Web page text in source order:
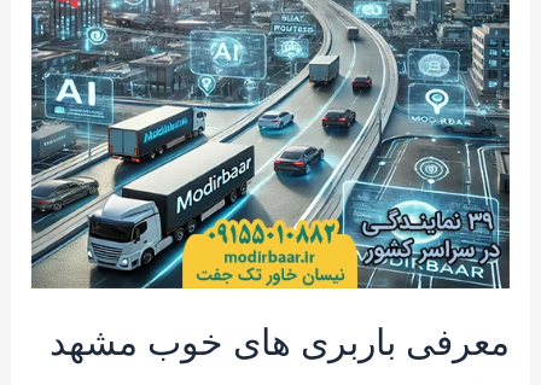
معرفی باربری های خوب مشهد
های
خوب
مشهد